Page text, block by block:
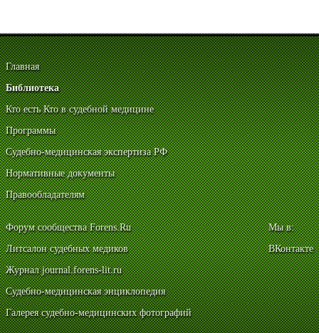
Главная
Библиотека
Кто есть Кто в судебной медицине
Программы
Судебно-медицинская экспертиза РФ
Нормативные документы
Правообладателям
Форум сообщества Forens.Ru
Литсалон судебных медиков
Журнал journal.forens-lit.ru
Судебно-медицинская энциклопедия
Галерея судебно-медицинских фотографий
Мы в:
ВКонтакте